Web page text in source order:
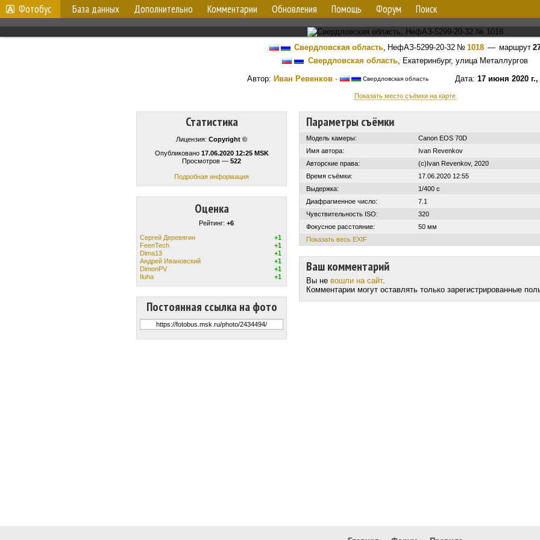
Фотобус База данных Дополнительно Комментарии Обновления Помощь Форум Поиск
Свердловская область, НефАЗ-5299-20-32№ 1018 — маршрут
Свердловская область, Екатеринбург, улица Металлургов
Автор: Иван Ревенков · Свердловская область Дата: 17 июня 2020 г.,
Показать место съёмки на карте
Статистика
Лицензия: Copyright ©
Опубликовано 17.06.2020 12:25 MSK
Просмотров — 522
Подробная информация
Оценка
Рейтинг: +6
Сергей Деревягин
+1
FeenTech
+1
Dima13
+1
Андрей Ивановский
+1
DimonPV
+1
Iluha
+1
Постоянная ссылка на фото
Параметры съёмки
Модель камеры:
Canon EOS 70D
Имя автора:
Ivan Revenkov
Авторские права:
(c)Ivan Revenkov, 2020
Время съёмки:
17.06.2020 12:55
Выдержка:
1/400 с
Диафрагменное число:
7.1
Чувствительность ISO:
320
Фокусное расстояние:
50 мм
Показать весь EXIF
Ваш комментарий
Вы не вошли на сайт.
Комментарии могут оставлять только зарегистрированные